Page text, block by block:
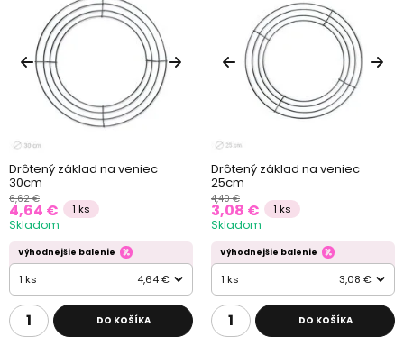
Drôtený základ na veniec
30cm
6,62 €
4,64 € 1 ks
Skladom
Výhodnejšie balenie
1 ks 4,64 €
DO KOŠÍKA
Drôtený základ na veniec
25cm
4,40 €
3,08 € 1 ks
Skladom
Výhodnejšie balenie
1 ks 3,08 €
DO KOŠÍKA